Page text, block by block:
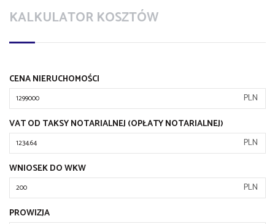
KALKULATOR KOSZTÓW
CENA NIERUCHOMOŚCI
PLN
VAT OD TAKSY NOTARIALNEJ (OPŁATY NOTARIALNEJ)
PLN
WNIOSEK DO WKW
PLN
PROWIZJA